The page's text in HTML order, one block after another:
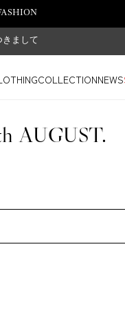
きまして
COLLECTIONNEWS
AUGUST.